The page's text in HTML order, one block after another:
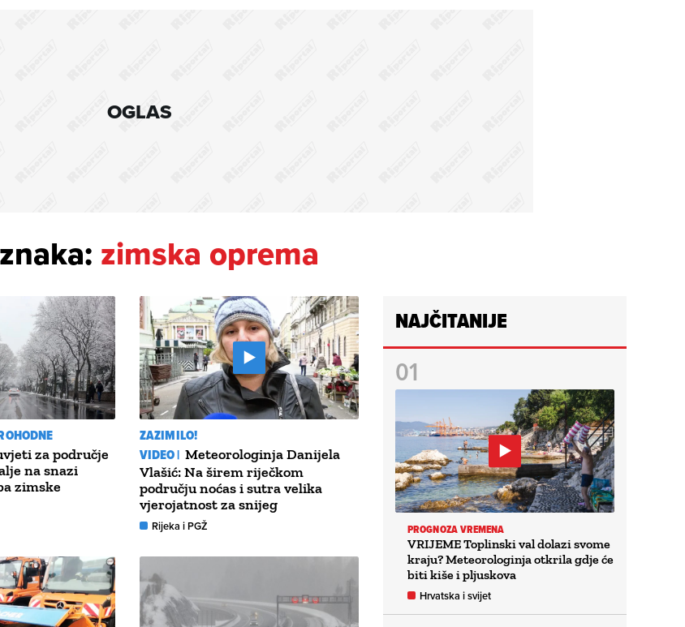
OGLAS
zimska oprema
za područje
na snazi
zimske
ZAZIMILO!
VIDEO | Meteorologinja Danijela
Vlašić: Na širem riječkom
području noćas i sutra velika
vjerojatnost za snijeg
Rijeka i PGŽ
NAJČITANIJE
PROGNOZA VREMENA
VRIJEME Toplinski val dolazi svome
kraju? Meteorologinja otkrila gdje će
biti kiše i pljuskova
Hrvatska i svijet